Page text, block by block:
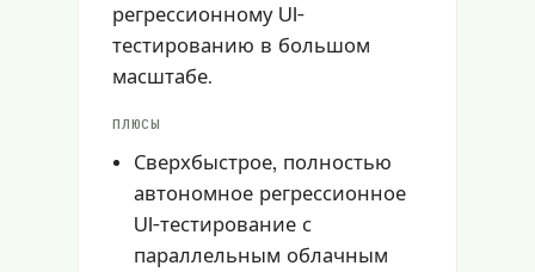
регрессионному UI-
тестированию в большом
масштабе.
ПЛЮСЫ
Сверхбыстрое, полностью
автономное регрессионное
UI-тестирование с
параллельным облачным